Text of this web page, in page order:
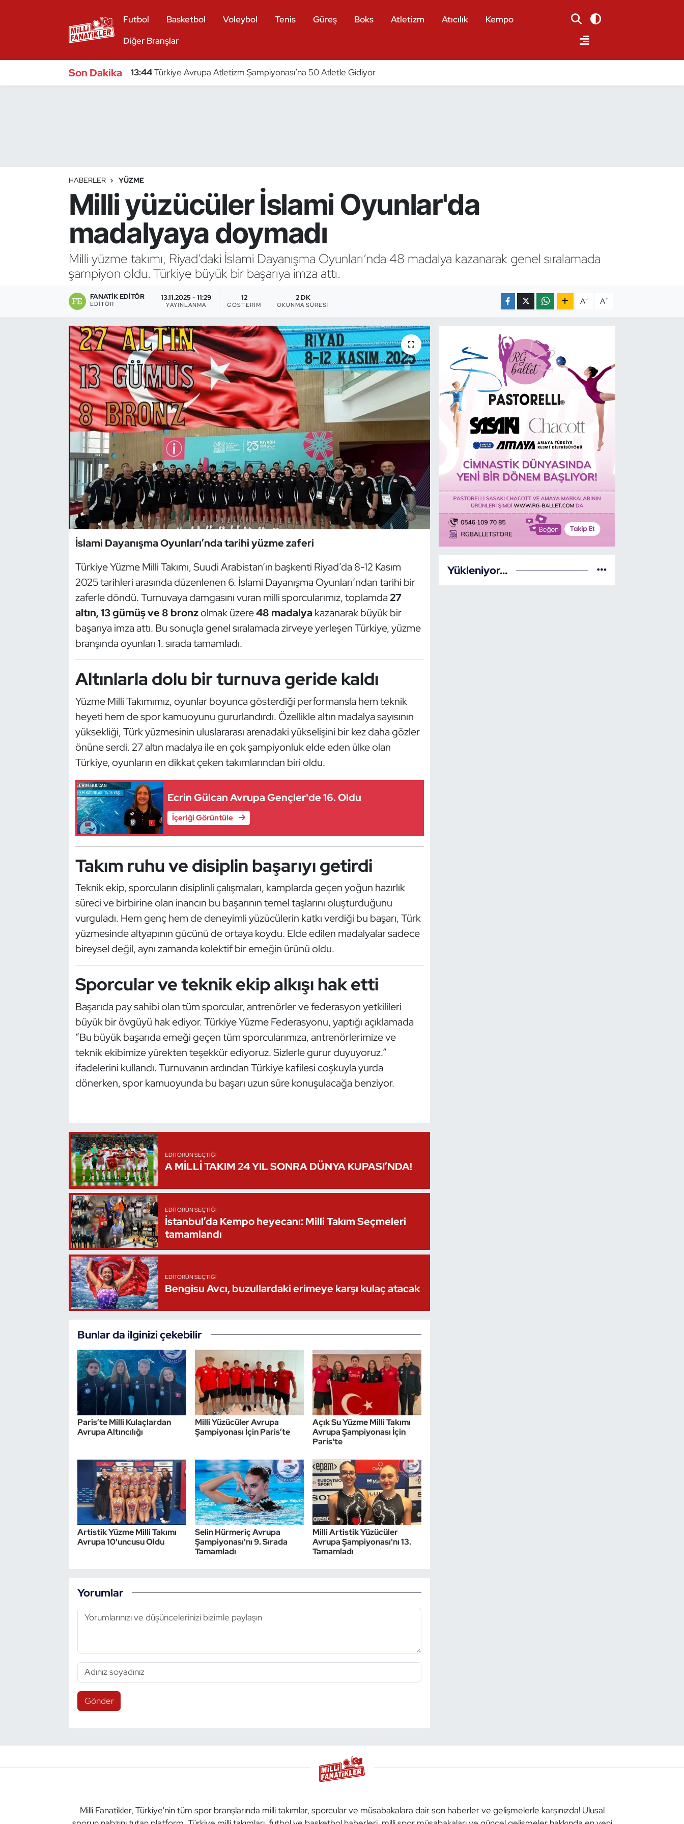
Futbol Basketbol Voleybol Tenis Güreş Boks Atletizm Atıcılık
Kempo
Diğer Branşlar
Son Dakika 13:44Türkiye Avrupa Atletizm Şampiyonası’na 50 Atletle Gidiyor
HABERLER YÜZME
Milli yüzücüler İslami Oyunlar'da
madalyaya doymadı
Milli yüzme takımı, Riyad’daki İslami Dayanışma Oyunları’nda 48 madalya kazanarak genel sıralamada
şampiyon oldu. Türkiye büyük bir başarıya imza attı.
FANATIK EDITÖR
EDITÖR
13.11.2025 - 11:29
YAYINLANMA
12
GÖSTERIM
2 DK
OKUNMA SÜRESI A- A+
İslami Dayanışma Oyunları’nda tarihi yüzme zaferi
Türkiye Yüzme Milli Takımı, Suudi Arabistan’ın başkenti Riyad’da 8-12 Kasım
2025 tarihleri arasında düzenlenen 6. İslami Dayanışma Oyunları’ndan tarihi bir
zaferle döndü. Turnuvaya damgasını vuran milli sporcularımız, toplamda 27
altın, 13 gümüş ve 8 bronzolmak üzere48 madalyakazanarak büyük bir
başarıya imza attı. Bu sonuçla genel sıralamada zirveye yerleşen Türkiye, yüzme
branşında oyunları 1. sırada tamamladı.
Altınlarla dolu bir turnuva geride kaldı
Yüzme Milli Takımımız, oyunlar boyunca gösterdiği performansla hem teknik
heyeti hem de spor kamuoyunu gururlandırdı. Özellikle altın madalya sayısının
yüksekliği, Türk yüzmesinin uluslararası arenadaki yükselişini bir kez daha gözler
önüne serdi. 27 altın madalya ile en çok şampiyonluk elde eden ülke olan
Türkiye, oyunların en dikkat çeken takımlarından biri oldu.
Ecrin Gülcan Avrupa Gençler'de 16. Oldu
İçeriği Görüntüle
Takım ruhu ve disiplin başarıyı getirdi
Teknik ekip, sporcuların disiplinli çalışmaları, kamplarda geçen yoğun hazırlık
süreci ve birbirine olan inancın bu başarının temel taşlarını oluşturduğunu
vurguladı. Hem genç hem de deneyimli yüzücülerin katkı verdiği bu başarı, Türk
yüzmesinde altyapının gücünü de ortaya koydu. Elde edilen madalyalar sadece
bireysel değil, aynı zamanda kolektif bir emeğin ürünü oldu.
Sporcular ve teknik ekip alkışı hak etti
Başarıda pay sahibi olan tüm sporcular, antrenörler ve federasyon yetkilileri
büyük bir övgüyü hak ediyor. Türkiye Yüzme Federasyonu, yaptığı açıklamada
“Bu büyük başarıda emeği geçen tüm sporcularımıza, antrenörlerimize ve
teknik ekibimize yürekten teşekkür ediyoruz. Sizlerle gurur duyuyoruz.”
ifadelerini kullandı. Turnuvanın ardından Türkiye kafilesi coşkuyla yurda
dönerken, spor kamuoyunda bu başarı uzun süre konuşulacağa benziyor.
EDITÖRÜN SEÇTIĞI
A MİLLİ TAKIM 24 YIL SONRA DÜNYA KUPASI’NDA!
EDITÖRÜN SEÇTIĞI
İstanbul’da Kempo heyecanı: Milli Takım Seçmeleri
tamamlandı
EDITÖRÜN SEÇTIĞI
Bengisu Avcı, buzullardaki erimeye karşı kulaç atacak
Bunlar da ilginizi çekebilir
Paris’te Milli Kulaçlardan
Avrupa Altıncılığı
Milli Yüzücüler Avrupa
Şampiyonası İçin Paris’te
Açık Su Yüzme Milli Takımı
Avrupa Şampiyonası İçin
Paris'te
Artistik Yüzme Milli Takımı
Avrupa 10'uncusu Oldu
Selin Hürmeriç Avrupa
Şampiyonası'nı 9. Sırada
Tamamladı
Milli Artistik Yüzücüler
Avrupa Şampiyonası'nı 13.
Tamamladı
Yorumlar
Gönder
Yükleniyor...
Milli Fanatikler, Türkiye'nin tüm spor branşlarında milli takımlar, sporcular ve müsabakalara dair son haberler ve gelişmelerle karşınızda! Ulusal
Bocce Bowling Dart
Buz Hokeyi
Buz Pateni
Çim Hokeyi
Cimnastik
Dans Sporları
Dövüş Sanatı
Hava Sporları
İşitme Engelli Sporcular
Judo ve Kuraş
Modern Pentatlon
Motor Sporları
Oryantiring
Özel Sporcular
Paralimpik
Sualtı Sporları
Vücut Geliştirme Fitness